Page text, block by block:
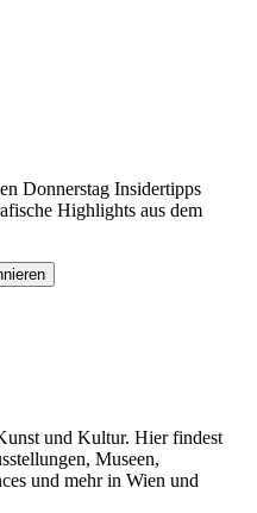
Donnerstag Insidertipps
Highlights aus dem
und Kultur. Hier findest
Museen,
und mehr in Wien und